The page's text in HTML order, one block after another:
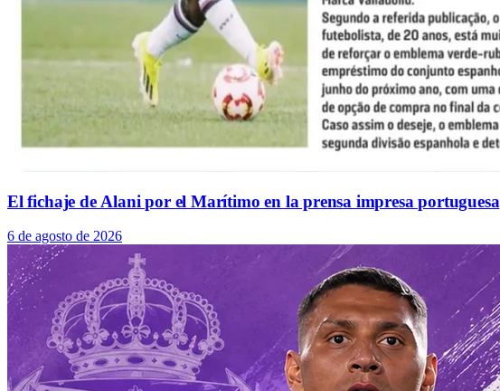
El fichaje de Alani por el Marítimo en la prensa impresa portuguesa
6 de agosto de 2026